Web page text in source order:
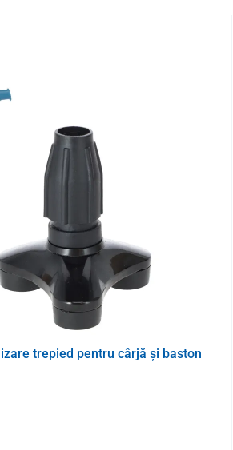
cm
23 cm
trepied pentru cârjă și baston